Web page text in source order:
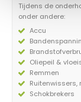
Tijdens de
onder andere:
Accu
Oliepeil &
Remmen
Schokbrekers